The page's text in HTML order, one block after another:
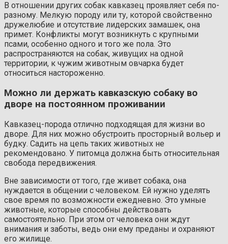
В отношении других собак кавказец проявляет себя по-
разному. Мелкую породу или ту, которой свойственно
дружелюбие и отсутствие лидерских замашек, она
примет. Конфликты могут возникнуть с крупными
псами, особенно одного и того же пола. Это
распространяются на собак, живущих на одной
территории, к чужим животным овчарка будет
относиться настороженно.
Можно ли держать кавказскую собаку во
дворе на постоянном проживании
Кавказец-порода отлично подходящая для жизни во
дворе. Для них можно обустроить просторный вольер и
будку. Садить на цепь таких животных не
рекомендовано. У питомца должна быть относительная
свобода передвижения.
Вне зависимости от того, где живет собака, она
нуждается в общении с человеком. Ей нужно уделять
свое время по возможности ежедневно. Это умные
животные, которые способны действовать
самостоятельно. При этом от человека они ждут
внимания и заботы, ведь они ему преданы и охраняют
его жилище.